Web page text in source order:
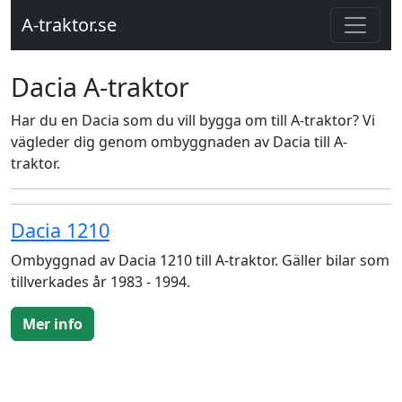
A-traktor.se
Dacia A-traktor
Har du en Dacia som du vill bygga om till A-traktor? Vi
vägleder dig genom ombyggnaden av Dacia till A-
traktor.
Dacia 1210
Ombyggnad av Dacia 1210 till A-traktor. Gäller bilar som
tillverkades år 1983 - 1994.
Mer info